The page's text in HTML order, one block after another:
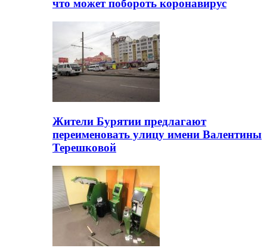
что может побороть коронавирус
Жители Бурятии предлагают
переименовать улицу имени Валентины
Терешковой